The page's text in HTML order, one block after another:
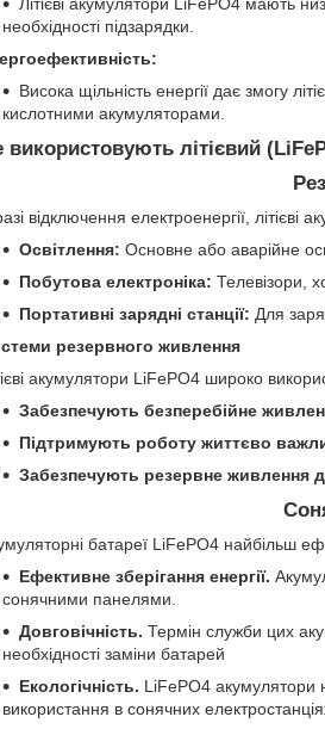
необхідності підзарядки.
Висока щільність енергії дає змогу
кислотними акумуляторами.
використовують літієвий
відключення електроенергії,
Освітлення: Основне або аварійне
Побутова електроніка: Телевізори,
Портативні зарядні станції: Для
резервного живлення
акумулятори LiFePO4 широко
Забезпечують безперебійне
Підтримують роботу життєво
Забезпечують резервне живлення
батареї LiFePO4 найбільш
Ефективне зберігання енергії.
сонячними панелями.
Довговічність. Термін служби цих
необхідності заміни батарей
Екологічність. LiFePO4 акумулятори
використання в сонячних